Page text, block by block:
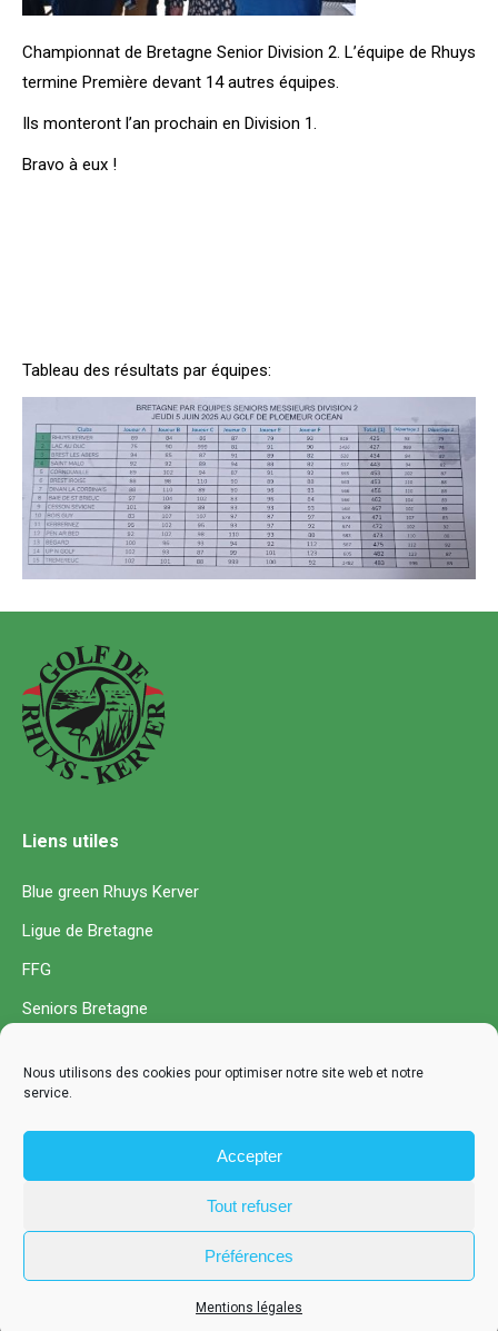
Nous utilisons des cookies pour optimiser notre site web et notre
service.
Accepter
Tout refuser
Préférences
Mentions légales
Championnat de Bretagne Senior Division 2. L’équipe de Rhuys
termine Première devant 14 autres équipes.
Ils monteront l’an prochain en Division 1.
Bravo à eux !
Tableau des résultats par équipes:
Liens utiles
Blue green Rhuys Kerver
Ligue de Bretagne
FFG
Seniors Bretagne
Coordonnées
56730 Saint-Gildas-de-Rhuys
Mentions légales